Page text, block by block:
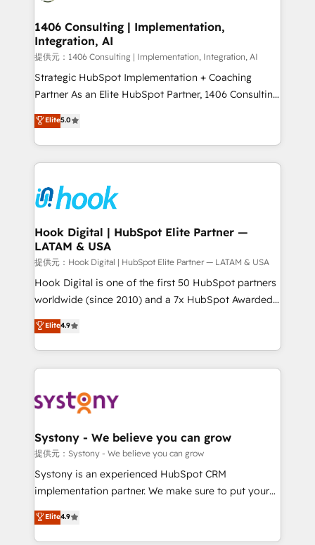
Revenue Operations - Inbound Marketing -
Outbound Marketing - HubSpot CMS Website
Design & Development We empower our clients to
reach their full potential by providing transparent,
relationship-driven support. With over 300 HubSpot
technical know-how and strategic guidance you
need to succeed.
1406 Consulting | Implementation,
Integration, AI
提供元：1406 Consulting | Implementation, Integration, AI
Strategic HubSpot Implementation + Coaching
Partner As an Elite HubSpot Partner, 1406 Consulting
helps mid-market revenue teams transform how
they sell, market, and serve. We don't just build your
HubSpot—we teach your team to own it, then stay
to help you keep winning. What We Do ⚙️ CRM
Data & Content 📈 Sales & Marketing Alignment +
Revenue Team Enablement 🤖 Breeze AI & Custom
Agent Creation 🔄 Custom Integrations & Data
Migration Why 1406 We become part of your team.
Your team learns while we build. We fix what others
broke. Built for mid-market reality—practical
solutions that work with your actual headcount and
HubSpot partners 🔄 Top 5% globally in client
retention 📅 10+ years of consistent results Who We
beyond spreadsheets into unified systems that
drive real business results.
Elite5.0
Hook Digital | HubSpot Elite Partner —
LATAM & USA
提供元：Hook Digital | HubSpot Elite Partner — LATAM & USA
Hook Digital is one of the first 50 HubSpot partners
worldwide (since 2010) and a 7x HubSpot Awarded
Elite Partner. With 500+ projects across the U.S.,
Brazil, and LATAM, we combine global expertise with
regional experience. Today, we are Brazil’s largest
HubSpot Elite Partner—trusted by companies across
Implementation & Migration Onboarding across all
Station, Freshdesk, Intercom, and more. Custom
objects, automations, and integrations built for
growth. 🚀 AI-Driven GTM Orchestration Unify
HubSpot with LinkedIn, WhatsApp, email, paid
Agent Development Deploy AI agents for
prospecting, follow-ups, service triage, and
Elite4.9
Systony - We believe you can grow
提供元：Systony - We believe you can grow
Systony is an experienced HubSpot CRM
implementation partner. We make sure to put your
organization's needs and goals first and think along
with your organization. We are only satisfied once
you are too. Why Systony? - 20+ years of
Elite4.9